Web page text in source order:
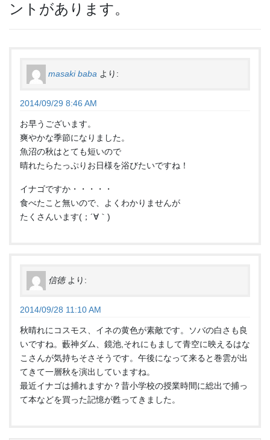
ントがあります。
masaki baba より:
2014/09/29 8:46 AM
お早うございます。
爽やかな季節になりました。
魚沼の秋はとても短いので
晴れたらたっぷりお日様を浴びたいですね！
イナゴですか・・・・・
食べたこと無いので、よくわかりませんが
たくさんいます(；´∀｀)
信徳 より:
2014/09/28 11:10 AM
秋晴れにコスモス、イネの黄色が素敵です。ソバの白さも良
いですね。藪神ダム、鏡池,それにもまして青空に映えるはな
こさんが気持ちそさそうです。午後になって来ると巻雲が出
てきて一層秋を演出していますね。
最近イナゴは捕れますか？昔小学校の授業時間に総出で捕っ
て本などを買った記憶が甦ってきました。